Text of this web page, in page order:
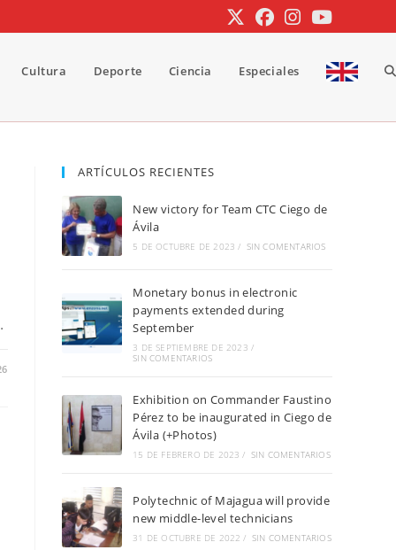
Cultura Deporte Ciencia Especiales
ARTÍCULOS RECIENTES
New victory for Team CTC Ciego de
Ávila
5 DE OCTUBRE DE 2023 / SIN COMENTARIOS
Monetary bonus in electronic
payments extended during
September
3 DE SEPTIEMBRE DE 2023 /
SIN COMENTARIOS
Exhibition on Commander Faustino
Pérez to be inaugurated in Ciego de
Ávila (+Photos)
15 DE FEBRERO DE 2023 / SIN COMENTARIOS
Polytechnic of Majagua will provide
new middle-level technicians
31 DE OCTUBRE DE 2022 / SIN COMENTARIOS